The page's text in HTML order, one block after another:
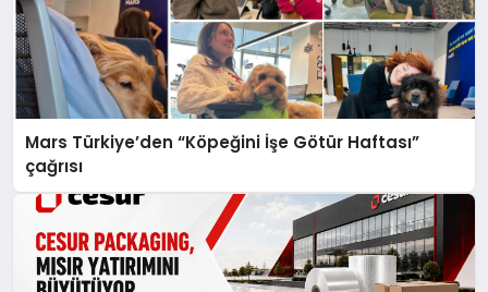
Mars Türkiye’den “Köpeğini İşe Götür Haftası”
çağrısı